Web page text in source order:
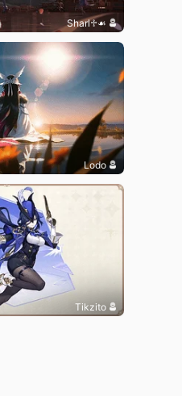
Sharl♱☙
Lodo
Tikzito